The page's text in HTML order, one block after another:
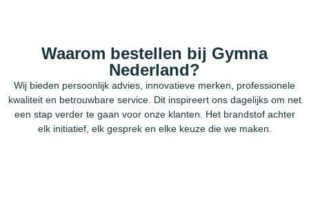
Waarom bestellen bij Gymna
Nederland?
Wij bieden persoonlijk advies, innovatieve merken, professionele
kwaliteit en betrouwbare service. Dit inspireert ons dagelijks om net
een stap verder te gaan voor onze klanten. Het brandstof achter
elk initiatief, elk gesprek en elke keuze die we maken.